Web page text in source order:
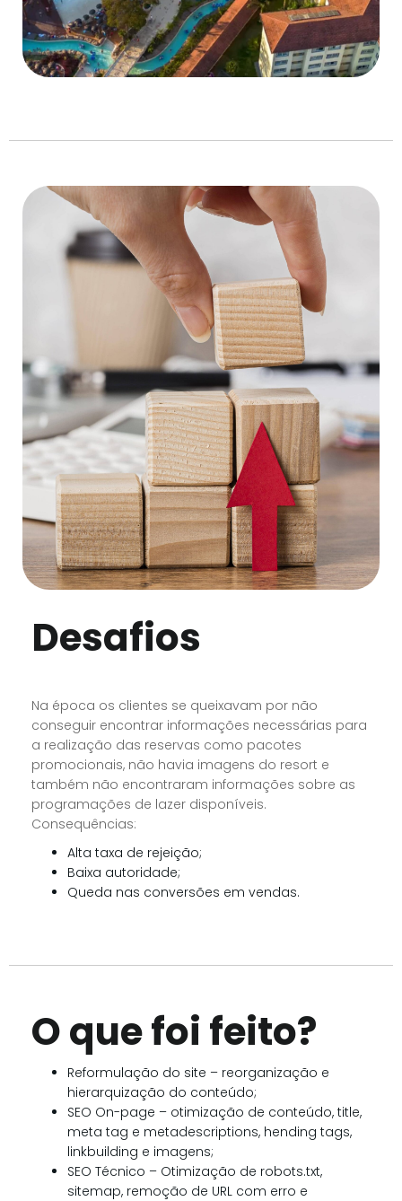
Desafios
Na época os clientes se queixavam por não
conseguir encontrar informações necessárias para
a realização das reservas como pacotes
promocionais, não havia imagens do resort e
também não encontraram informações sobre as
programações de lazer disponíveis.
Consequências:
Alta taxa de rejeição;
Baixa autoridade;
Queda nas conversões em vendas.
O que foi feito?
Reformulação do site – reorganização e
hierarquização do conteúdo;
SEO On-page – otimização de conteúdo, title,
meta tag e metadescriptions, hending tags,
linkbuilding e imagens;
SEO Técnico – Otimização de robots.txt,
sitemap, remoção de URL com erro e